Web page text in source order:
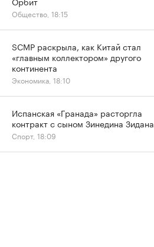
Общество, 18:15
SCMP раскрыла, как Китай стал
«главным коллектором» другого
континента
Экономика, 18:10
Испанская «Гранада» расторгла
контракт с сыном Зинедина Зидана
Спорт, 18:09